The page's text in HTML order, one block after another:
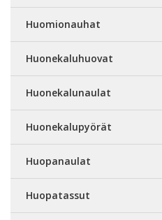
Huomionauhat
Huonekaluhuovat
Huonekalunaulat
Huonekalupyörät
Huopanaulat
Huopatassut